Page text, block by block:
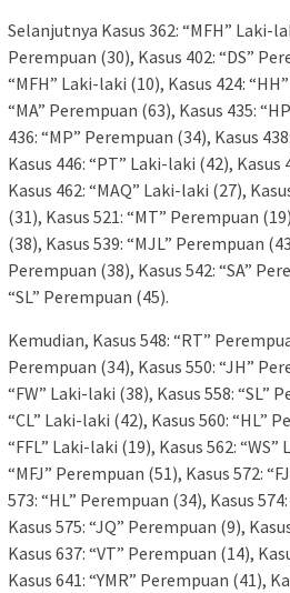
Selanjutnya Kasus 362: “MFH” Laki-
Perempuan (30), Kasus 402: “DS”
“MFH” Laki-laki (10), Kasus 424:
“MA” Perempuan (63), Kasus 435:
436: “MP” Perempuan (34), Kasus
Kasus 446: “PT” Laki-laki (42), Kasus
Kasus 462: “MAQ” Laki-laki (27),
(31), Kasus 521: “MT” Perempuan
(38), Kasus 539: “MJL” Perempuan
Perempuan (38), Kasus 542: “SA”
“SL” Perempuan (45).
Kemudian, Kasus 548: “RT”
Perempuan (34), Kasus 550: “JH”
“FW” Laki-laki (38), Kasus 558: “SL”
“CL” Laki-laki (42), Kasus 560: “HL”
“FFL” Laki-laki (19), Kasus 562:
“MFJ” Perempuan (51), Kasus 572:
573: “HL” Perempuan (34), Kasus
Kasus 575: “JQ” Perempuan (9),
Kasus 637: “VT” Perempuan (14),
Kasus 641: “YMR” Perempuan (41),